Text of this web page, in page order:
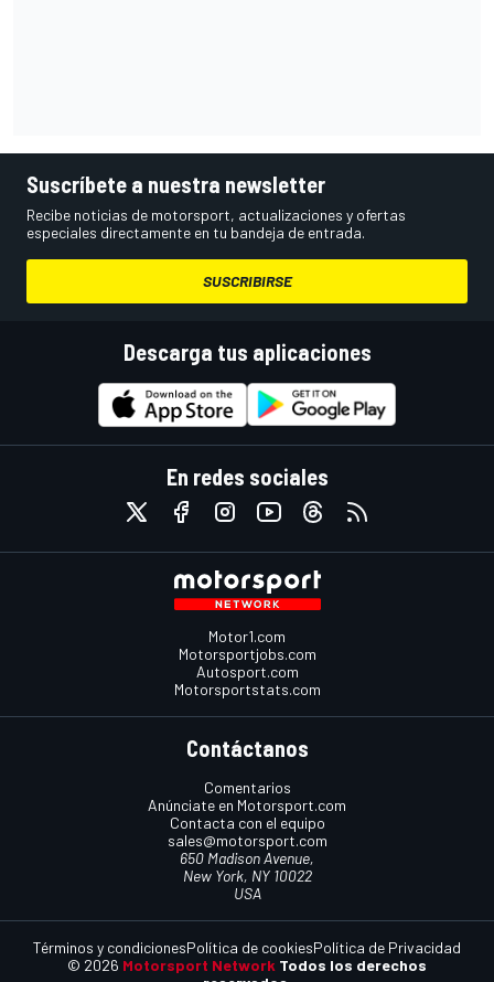
Suscríbete a nuestra newsletter
Recibe noticias de motorsport, actualizaciones y ofertas
especiales directamente en tu bandeja de entrada.
SUSCRIBIRSE
Descarga tus aplicaciones
En redes sociales
Motor1.com
Motorsportjobs.com
Autosport.com
Motorsportstats.com
Contáctanos
Comentarios
Anúnciate en Motorsport.com
Contacta con el equipo
sales@motorsport.com
650 Madison Avenue,
New York, NY 10022
USA
© 2026 Motorsport Network Todos los derechos
Términos y condicionesPolítica de cookiesPolítica de Privacidad